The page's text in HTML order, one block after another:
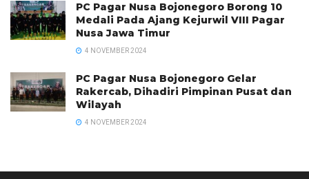
PC Pagar Nusa Bojonegoro Borong 10
Medali Pada Ajang Kejurwil VIII Pagar
Nusa Jawa Timur
4 NOVEMBER 2024
PC Pagar Nusa Bojonegoro Gelar
Rakercab, Dihadiri Pimpinan Pusat dan
Wilayah
4 NOVEMBER 2024